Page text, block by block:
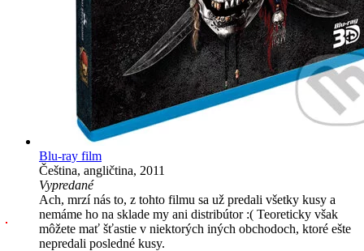
Blu-ray film
Čeština, angličtina, 2011
Vypredané
Ach, mrzí nás to, z tohto filmu sa už predali všetky kusy a
nemáme ho na sklade my ani distribútor :( Teoreticky však
môžete mať šťastie v niektorých iných obchodoch, ktoré ešte
nepredali posledné kusy.